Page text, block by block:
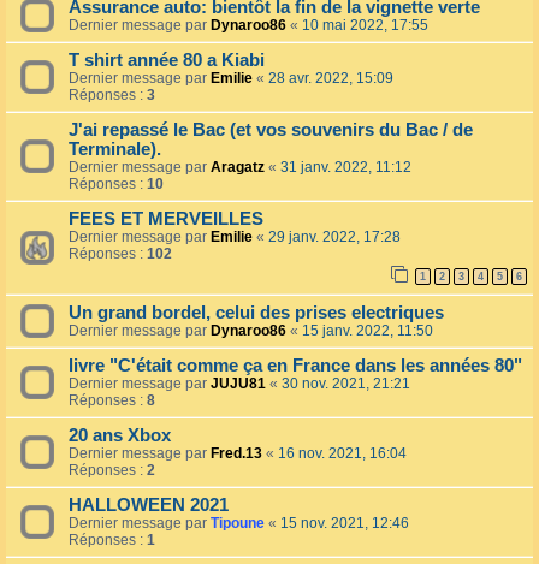
Assurance auto: bientôt la fin de la vignette verte
Dernier message par Dynaroo86 « 10 mai 2022, 17:55
T shirt année 80 a Kiabi
Dernier message par Emilie « 28 avr. 2022, 15:09
Réponses : 3
J'ai repassé le Bac (et vos souvenirs du Bac / de
Terminale).
Dernier message par Aragatz « 31 janv. 2022, 11:12
Réponses : 10
FEES ET MERVEILLES
Dernier message par Emilie « 29 janv. 2022, 17:28
Réponses : 102
1 2 3 4 5 6
Un grand bordel, celui des prises electriques
Dernier message par Dynaroo86 « 15 janv. 2022, 11:50
livre "C'était comme ça en France dans les années 80"
Dernier message par JUJU81 « 30 nov. 2021, 21:21
Réponses : 8
20 ans Xbox
Dernier message par Fred.13 « 16 nov. 2021, 16:04
Réponses : 2
HALLOWEEN 2021
Dernier message par Tipoune « 15 nov. 2021, 12:46
Réponses : 1